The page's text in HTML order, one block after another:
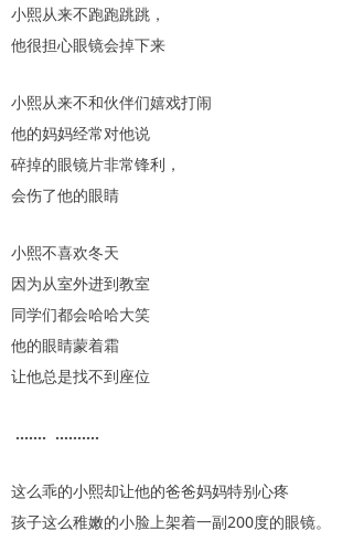
小熙从来不跑跑跳跳，
他很担心眼镜会掉下来
小熙从来不和伙伴们嬉戏打闹
他的妈妈经常对他说
碎掉的眼镜片非常锋利，
会伤了他的眼睛
小熙不喜欢冬天
因为从室外进到教室
同学们都会哈哈大笑
他的眼睛蒙着霜
让他总是找不到座位
....... ..........
这么乖的小熙却让他的爸爸妈妈特别心疼
孩子这么稚嫩的小脸上架着一副200度的眼镜。